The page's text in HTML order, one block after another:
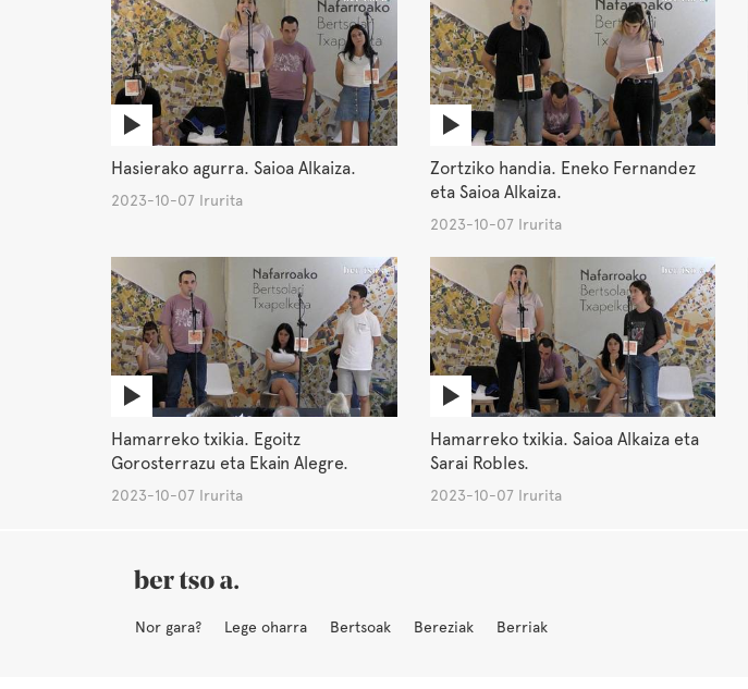
Hasierako agurra. Saioa Alkaiza.
2023-10-07 Irurita
Zortziko handia. Eneko Fernandez
eta Saioa Alkaiza.
2023-10-07 Irurita
Hamarreko txikia. Egoitz
Gorosterrazu eta Ekain Alegre.
2023-10-07 Irurita
Hamarreko txikia. Saioa Alkaiza eta
Sarai Robles.
2023-10-07 Irurita
Nor gara? Lege oharra Bertsoak Bereziak Berriak